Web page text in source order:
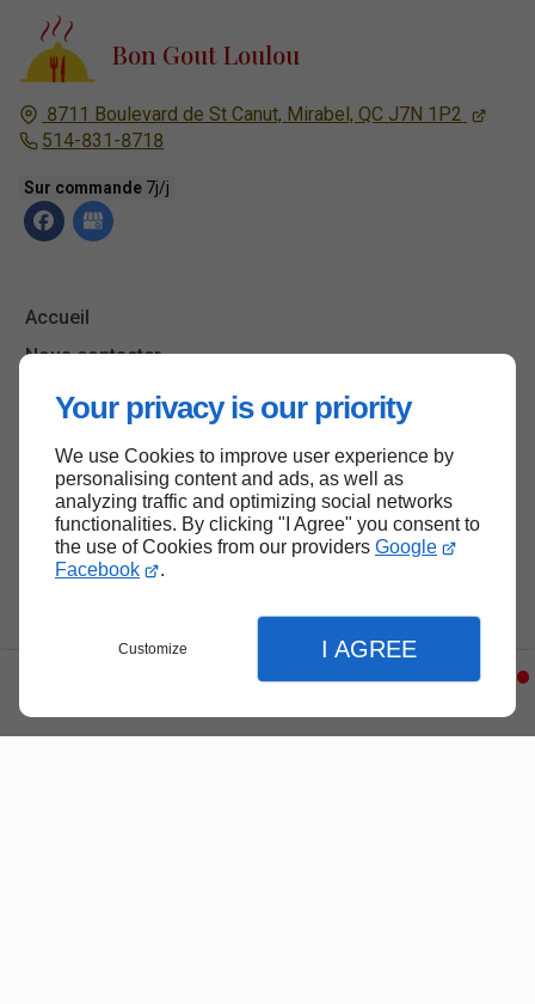
Your privacy is our priority
We use Cookies to improve user experience by
personalising content and ads, as well as
analyzing traffic and optimizing social networks
functionalities. By clicking "I Agree" you consent to
the use of Cookies from our providers Google
Facebook
.
Customize I AGREE
Bon Gout Loulou
8711 Boulevard de St Canut, Mirabel, QC J7N 1P2
514-831-8718
Sur commande 7j/j
Accueil
Nous contacter
Politique de confidentialité
Haut de page